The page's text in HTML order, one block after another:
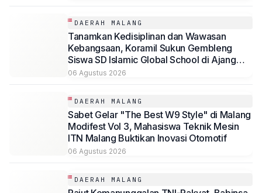
DAERAH MALANG
Tanamkan Kedisiplinan dan Wawasan
Kebangsaan, Koramil Sukun Gembleng
Siswa SD Islamic Global School di Ajang
LDKS
06 Agustus 2026
DAERAH MALANG
Sabet Gelar "The Best W9 Style" di Malang
Modifest Vol 3, Mahasiswa Teknik Mesin
ITN Malang Buktikan Inovasi Otomotif
06 Agustus 2026
DAERAH MALANG